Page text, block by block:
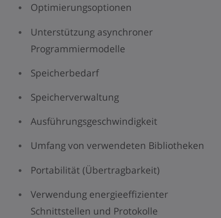
Optimierungsoptionen
Unterstützung asynchroner
Programmiermodelle
Speicherbedarf
Speicherverwaltung
Ausführungsgeschwindigkeit
Umfang von verwendeten Bibliotheken
Portabilität (Übertragbarkeit)
Verwendung energieeffizienter
Schnittstellen und Protokolle